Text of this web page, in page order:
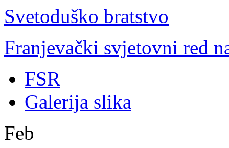
Svetoduško bratstvo
Franjevački svjetovni red
FSR
Galerija slika
Feb